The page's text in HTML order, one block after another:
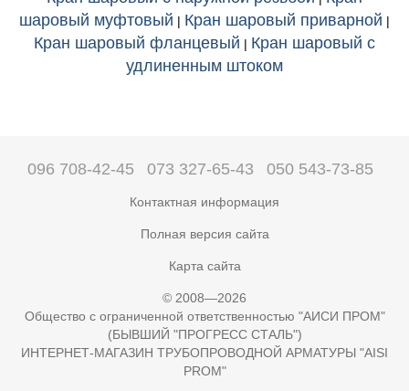
шаровый муфтовый | Кран шаровый приварной |
Кран шаровый фланцевый | Кран шаровый с
удлиненным штоком
096 708-42-45 073 327-65-43 050 543-73-85
Контактная информация
Полная версия сайта
Карта сайта
© 2008—2026
Общество с ограниченной ответственностью "АИСИ ПРОМ"
(БЫВШИЙ "ПРОГРЕСС СТАЛЬ")
ИНТЕРНЕТ-МАГАЗИН ТРУБОПРОВОДНОЙ АРМАТУРЫ "AISI
PROM"